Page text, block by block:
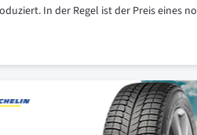
In der Regel ist der Preis